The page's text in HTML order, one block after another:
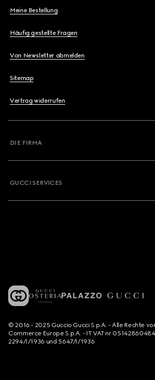
Meine Bestellung
Häufig gestellte Fragen
Von Newsletter abmelden
Sitemap
Vertrag widerrufen
DIE FIRMA
GUCCI SERVICES
© 2016 - 2025 Guccio Gucci S.p.A. - Alle Rechte
Commerce Europe S.p.A. - IT VAT nr
2294/I/1936 und 5647/I/1936